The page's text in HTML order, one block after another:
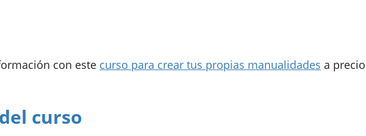
con este curso para crear tus propias manualidades a precio
curso